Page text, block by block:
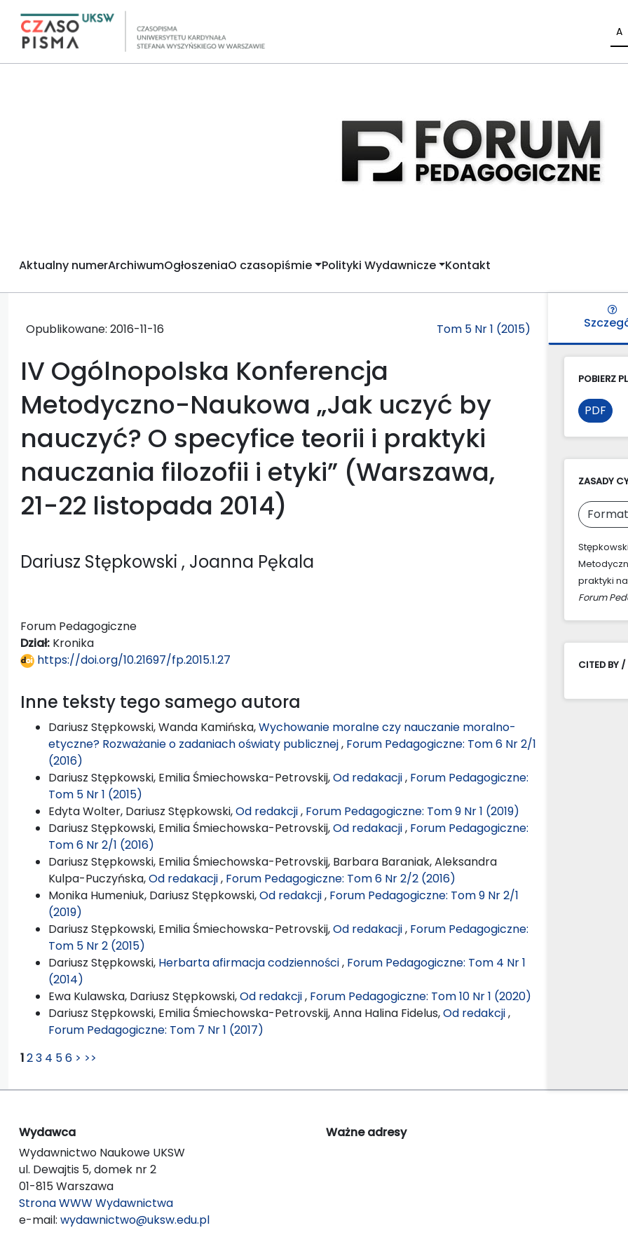
A
Aktualny numerArchiwumOgłoszeniaO czasopiśmie Polityki Wydawnicze Kontakt
Opublikowane: 2016-11-16 Tom 5 Nr 1 (2015)
IV Ogólnopolska Konferencja
Metodyczno-Naukowa „Jak uczyć by
nauczyć? O specyfice teorii i praktyki
nauczania filozofii i etyki” (Warszawa,
21-22 listopada 2014)
Dariusz Stępkowski , Joanna Pękala
Forum Pedagogiczne
Dział: Kronika
https://doi.org/10.21697/fp.2015.1.27
Inne teksty tego samego autora
Dariusz Stępkowski, Wanda Kamińska,Wychowanie moralne czy nauczanie moralno-
etyczne? Rozważanie o zadaniach oświaty publicznej, Forum Pedagogiczne: Tom 6 Nr 2/1
(2016)
Dariusz Stępkowski, Emilia Śmiechowska-Petrovskij,Od redakacji, Forum Pedagogiczne:
Tom 5 Nr 1 (2015)
Edyta Wolter, Dariusz Stępkowski,Od redakcji, Forum Pedagogiczne: Tom 9 Nr 1 (2019)
Dariusz Stępkowski, Emilia Śmiechowska-Petrovskij,Od redakacji, Forum Pedagogiczne:
Tom 6 Nr 2/1 (2016)
Dariusz Stępkowski, Emilia Śmiechowska-Petrovskij, Barbara Baraniak, Aleksandra
Kulpa-Puczyńska,Od redakacji, Forum Pedagogiczne: Tom 6 Nr 2/2 (2016)
Monika Humeniuk, Dariusz Stępkowski,Od redakcji, Forum Pedagogiczne: Tom 9 Nr 2/1
(2019)
Dariusz Stępkowski, Emilia Śmiechowska-Petrovskij,Od redakacji, Forum Pedagogiczne:
Tom 5 Nr 2 (2015)
Dariusz Stępkowski, Herbarta afirmacja codzienności, Forum Pedagogiczne: Tom 4 Nr 1
(2014)
Ewa Kulawska, Dariusz Stępkowski,Od redakcji, Forum Pedagogiczne: Tom 10 Nr 1 (2020)
Dariusz Stępkowski, Emilia Śmiechowska-Petrovskij, Anna Halina Fidelus,Od redakcji,
Forum Pedagogiczne: Tom 7 Nr 1 (2017)
123 4 56 > >>
POBIERZ
PDF
ZASADY
praktyki
Forum
CITED BY /
Wydawca
Wydawnictwo Naukowe UKSW
ul. Dewajtis 5, domek nr 2
01-815 Warszawa
Strona WWW Wydawnictwa
e-mail: wydawnictwo@uksw.edu.pl
Ważne adresy